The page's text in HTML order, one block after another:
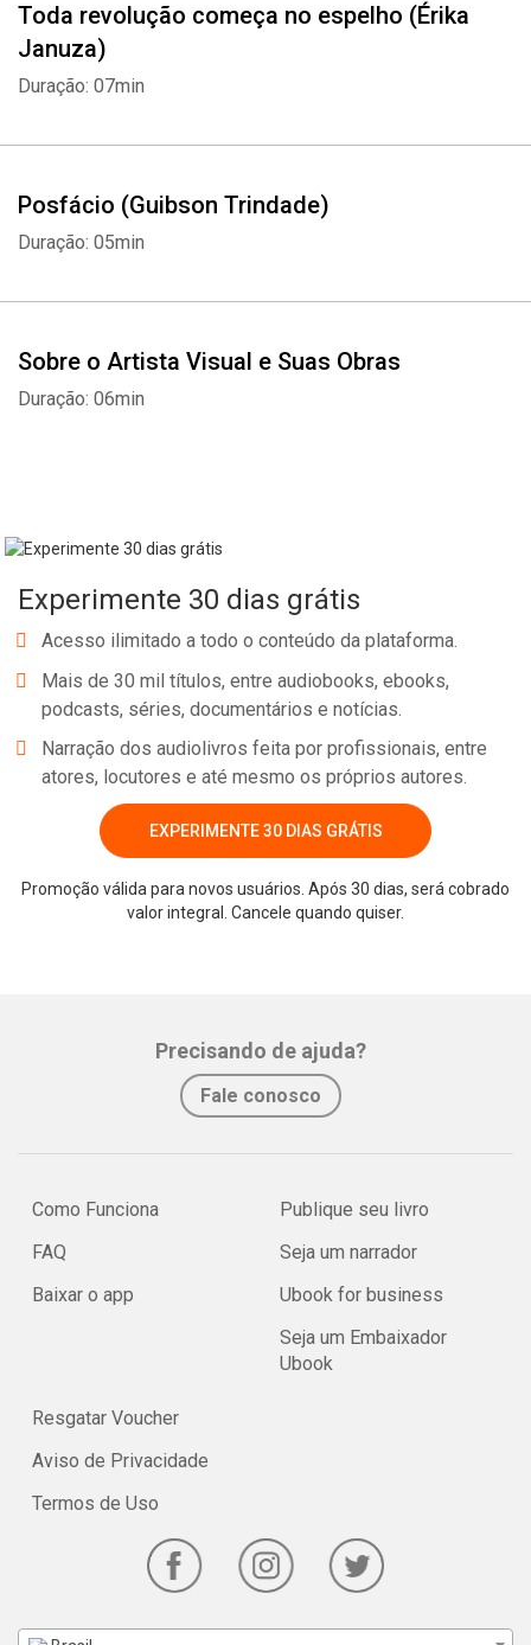
Toda revolução começa no espelho (Érika
Januza)
Duração: 07min
Posfácio (Guibson Trindade)
Duração: 05min
Sobre o Artista Visual e Suas Obras
Duração: 06min
Experimente 30 dias grátis
Acesso ilimitado a todo o conteúdo da plataforma.
Mais de 30 mil títulos, entre audiobooks, ebooks,
podcasts, séries, documentários e notícias.
Narração dos audiolivros feita por profissionais, entre
atores, locutores e até mesmo os próprios autores.
EXPERIMENTE 30 DIAS GRÁTIS
Promoção válida para novos usuários. Após 30 dias, será cobrado
valor integral. Cancele quando quiser.
Precisando de ajuda?
Fale conosco
Como Funciona
FAQ
Baixar o app
Publique seu livro
Seja um narrador
Ubook for business
Seja um Embaixador
Ubook
Resgatar Voucher
Aviso de Privacidade
Termos de Uso